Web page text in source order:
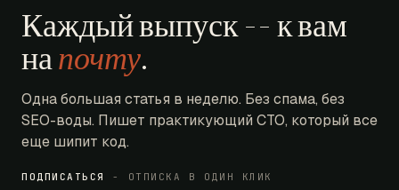
Каждый выпуск -- к вам
напочту.
Одна большая статья в неделю. Без спама, без
SEO-воды. Пишет практикующий CTO, который все
еще шипит код.
ПОДПИСАТЬСЯ - ОТПИСКА В ОДИН КЛИК